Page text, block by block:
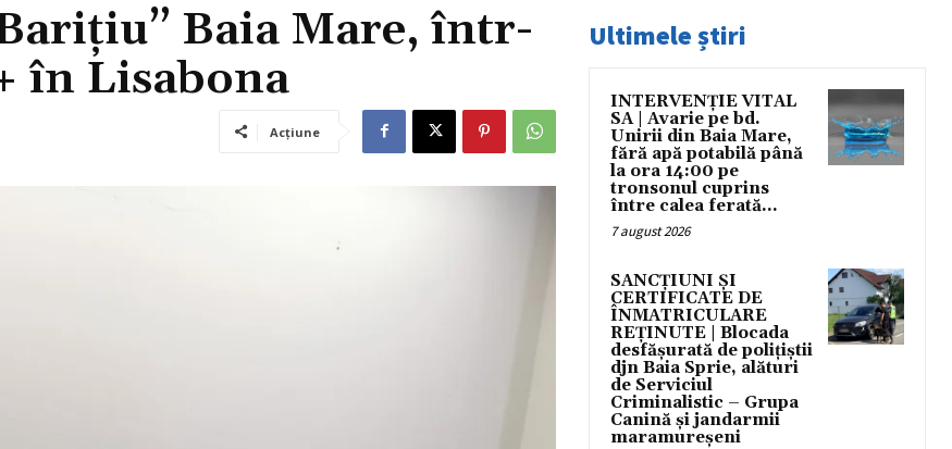
Baia Mare, într-
în Lisabona
Acțiune
Ultimele știri
INTERVENȚIE VITAL
SA | Avarie pe bd.
Unirii din Baia Mare,
fără apă potabilă până
la ora 14:00 pe
tronsonul cuprins
între calea ferată...
7 august 2026
SANCȚIUNI ȘI
CERTIFICATE DE
ÎNMATRICULARE
REȚINUTE | Blocada
desfășurată de polițiștii
djn Baia Sprie, alături
de Serviciul
Criminalistic – Grupa
Canină și jandarmii
maramureșeni